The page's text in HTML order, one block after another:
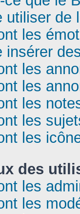
utiliser de
les
insérer
les
les
les
les
les
des
les
les